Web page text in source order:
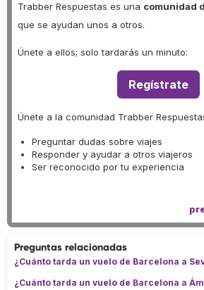
Trabber Respuestas es una comunidad
que se ayudan unos a otros.
Únete a ellos; solo tardarás un minuto:
Regístrate
Únete a la comunidad Trabber
Preguntar dudas sobre viajes
Responder y ayudar a otros viajeros
Ser reconocido por tu experiencia
Preguntas relacionadas
¿Cuánto tarda un vuelo de Barcelona a
¿Cuánto tarda un vuelo de Barcelona a